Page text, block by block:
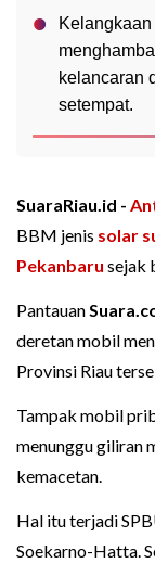
kelancaran
setempat.
SuaraRiau.id -
BBM jenis solar
Pekanbaru sejak
Pantauan
deretan mobil
Provinsi Riau
Tampak mobil
menunggu giliran
kemacetan.
Hal itu terjadi
Soekarno-Hatta.